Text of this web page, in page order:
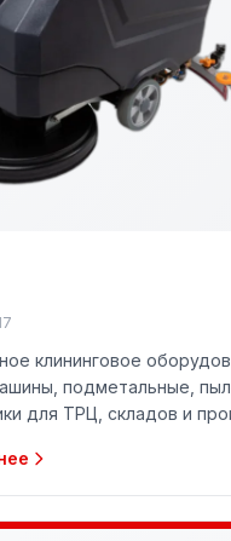
клининговое
подметальные,
для ТРЦ, складов и